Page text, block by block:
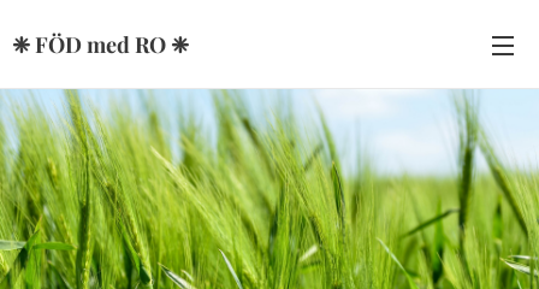
❈ FÖD med RO ❈